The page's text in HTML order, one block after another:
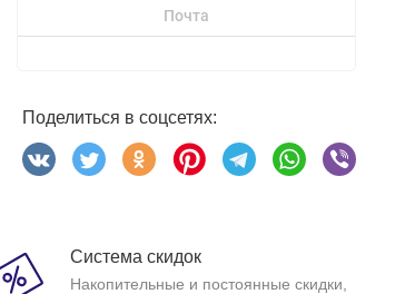
Почта
Поделиться в соцсетях:
Система скидок
Накопительные и постоянные скидки,